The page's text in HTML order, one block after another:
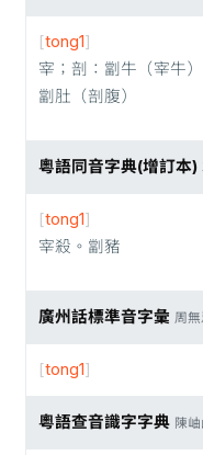
[tong1]
宰；剖：劏牛（宰牛
劏肚（剖腹）
粵語同音字典(增訂本)
[tong1]
宰殺。劏豬
廣州話標準音字彙 周
[tong1]
粵語查音識字字典 陳